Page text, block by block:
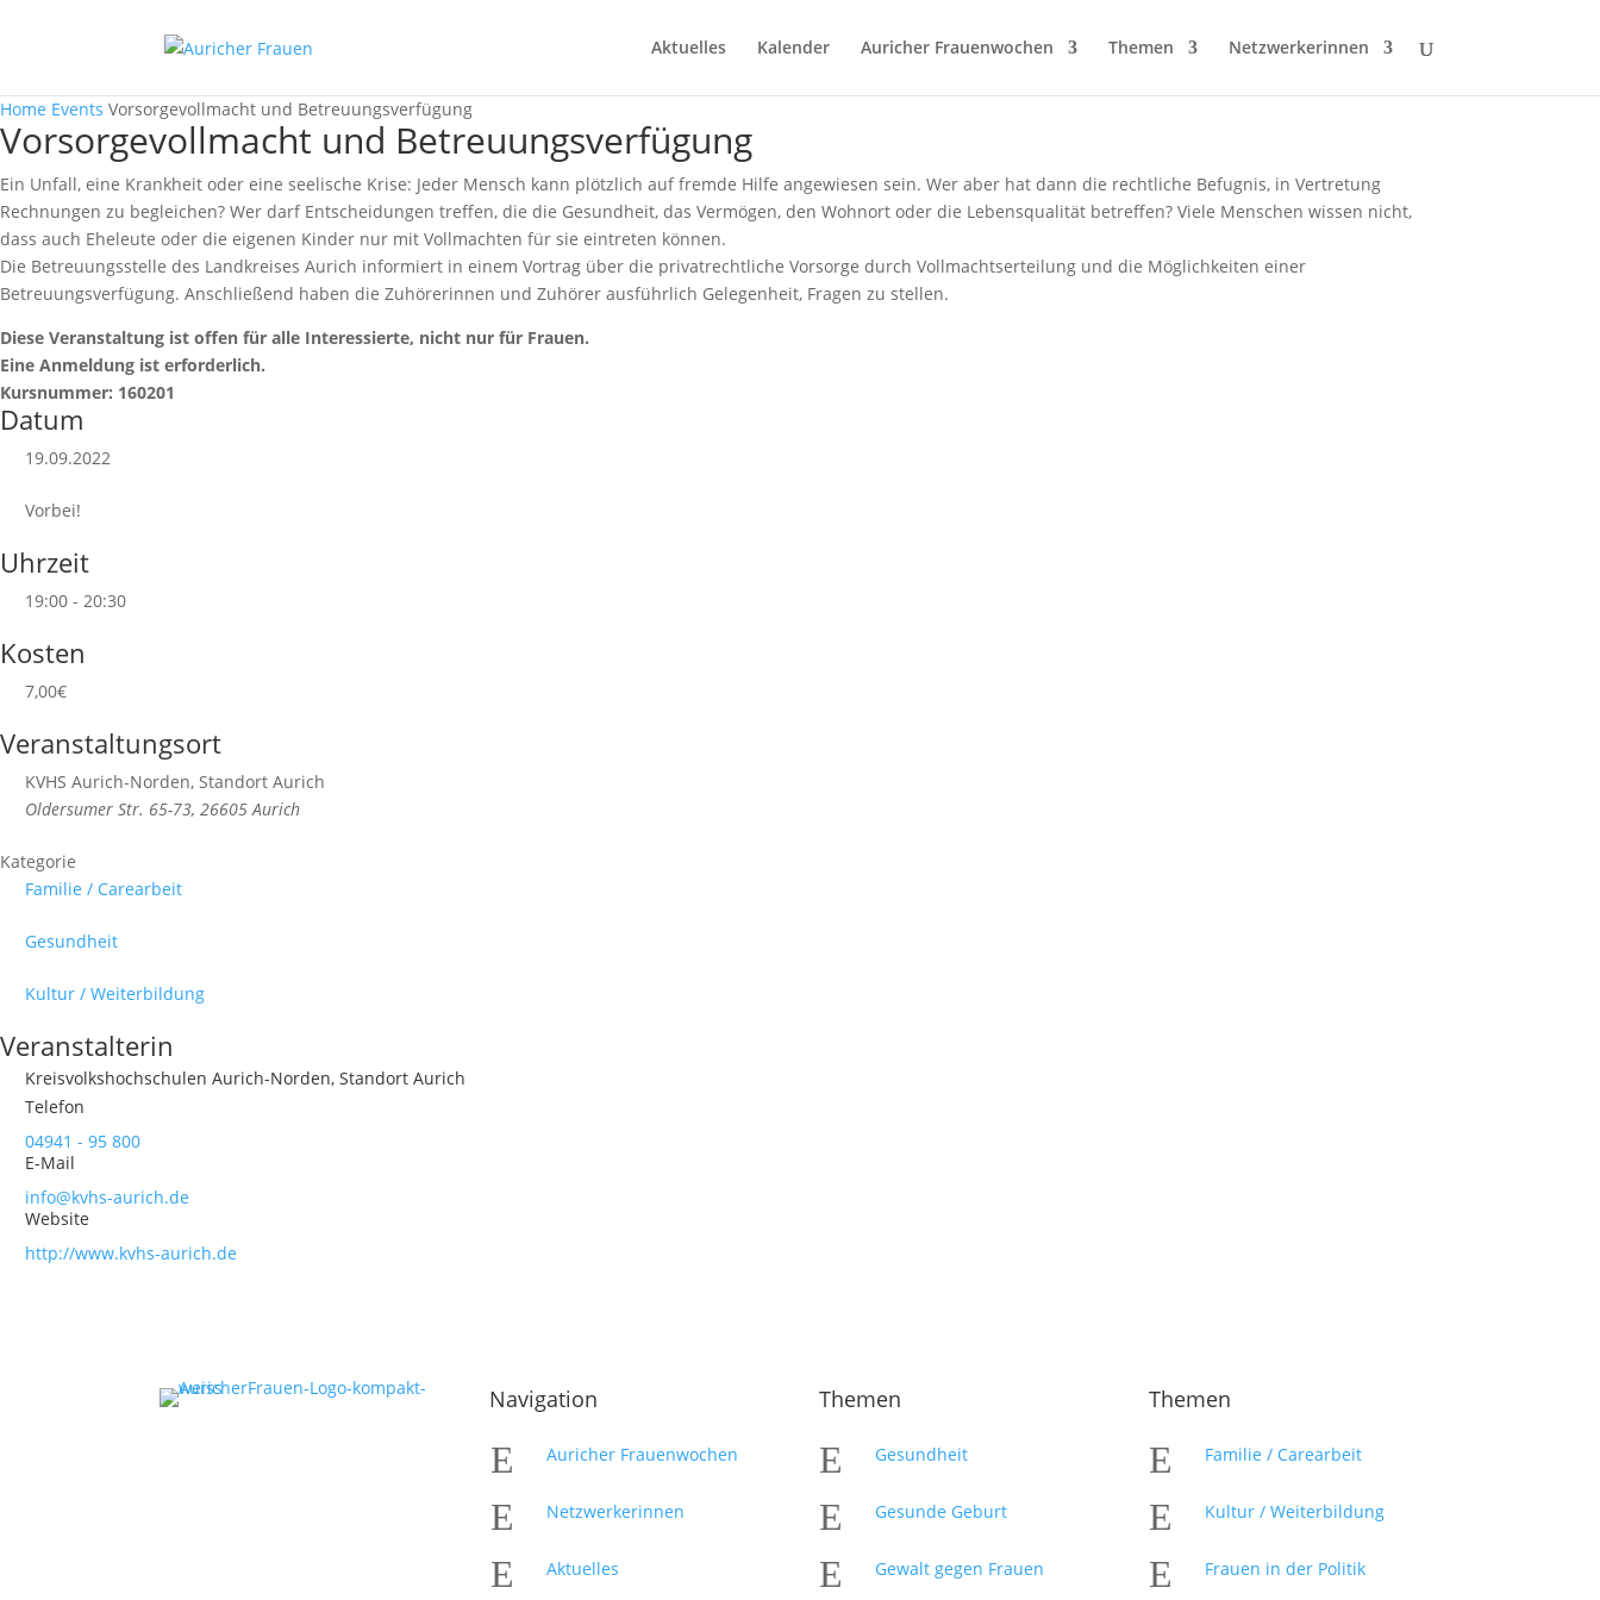
Aktuelles Kalender Auricher Frauenwochen Themen Netzwerkerinnen
Home Events Vorsorgevollmacht und Betreuungsverfügung
Vorsorgevollmacht und Betreuungsverfügung
Ein Unfall, eine Krankheit oder eine seelische Krise: Jeder Mensch kann plötzlich auf fremde Hilfe angewiesen sein. Wer aber hat dann die rechtliche Befugnis, in Vertretung
Rechnungen zu begleichen? Wer darf Entscheidungen treffen, die die Gesundheit, das Vermögen, den Wohnort oder die Lebensqualität betreffen? Viele Menschen wissen nicht,
dass auch Eheleute oder die eigenen Kinder nur mit Vollmachten für sie eintreten können.
Die Betreuungsstelle des Landkreises Aurich informiert in einem Vortrag über die privatrechtliche Vorsorge durch Vollmachtserteilung und die Möglichkeiten einer
Betreuungsverfügung. Anschließend haben die Zuhörerinnen und Zuhörer ausführlich Gelegenheit, Fragen zu stellen.
Diese Veranstaltung ist offen für alle Interessierte, nicht nur für Frauen.
Eine Anmeldung ist erforderlich.
Kursnummer: 160201
Datum
19.09.2022
Vorbei!
Uhrzeit
19:00 - 20:30
Kosten
7,00€
Veranstaltungsort
KVHS Aurich-Norden, Standort Aurich
Oldersumer Str. 65-73, 26605 Aurich
Kategorie
Familie / Carearbeit
Gesundheit
Kultur / Weiterbildung
Veranstalterin
Kreisvolkshochschulen Aurich-Norden, Standort Aurich
Telefon
04941 - 95 800
E-Mail
info@kvhs-aurich.de
Website
http://www.kvhs-aurich.de
Navigation
E Auricher Frauenwochen
E Netzwerkerinnen
E Aktuelles
Themen
E Gesundheit
E Gesunde Geburt
E Gewalt gegen Frauen
Themen
E Familie / Carearbeit
E Kultur / Weiterbildung
E Frauen in der Politik